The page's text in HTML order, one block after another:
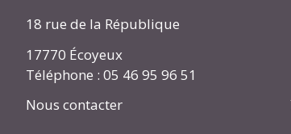
18 rue de la République
17770 Écoyeux
Téléphone : 05 46 95 96 51
Nous contacter